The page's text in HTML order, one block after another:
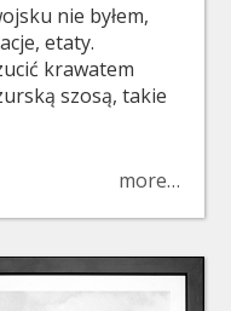
nie byłem,
etaty.
krawatem
szosą, takie
more…